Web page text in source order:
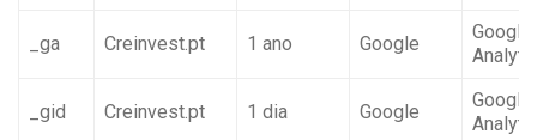
_ga Creinvest.pt 1 ano Google
Google
_gid Creinvest.pt 1 dia Google
Google